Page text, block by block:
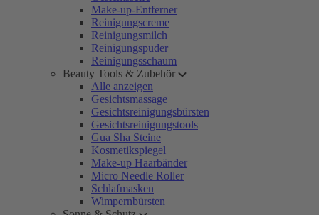
Make-up-Entferner
Reinigungscreme
Reinigungsmilch
Reinigungspuder
Reinigungsschaum
Beauty Tools & Zubehör
Alle anzeigen
Gesichtsmassage
Gesichtsreinigungsbürsten
Gesichtsreinigungstools
Gua Sha Steine
Kosmetikspiegel
Make-up Haarbänder
Micro Needle Roller
Schlafmasken
Wimpernbürsten